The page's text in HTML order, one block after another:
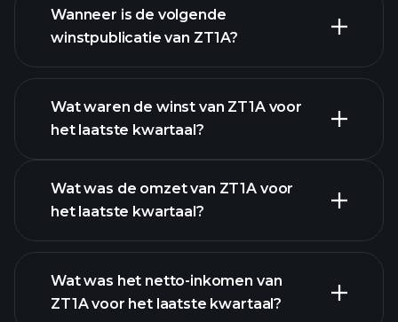
Wanneer is de volgende
winstpublicatie van ZT1A?
Wat waren de winst van ZT1A voor
het laatste kwartaal?
Wat was de omzet van ZT1A voor
het laatste kwartaal?
Wat was het netto-inkomen van
ZT1A voor het laatste kwartaal?